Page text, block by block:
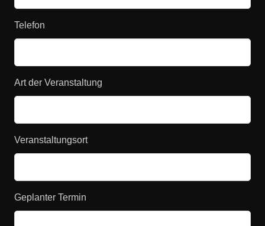
Telefon
Art der Veranstaltung
Veranstaltungsort
Geplanter Termin